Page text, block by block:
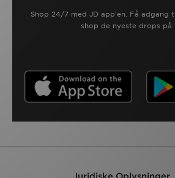
Shop 24/7 med JD app'en. Få adgang
shop de nyeste drops på
Juridiske Oplysninger